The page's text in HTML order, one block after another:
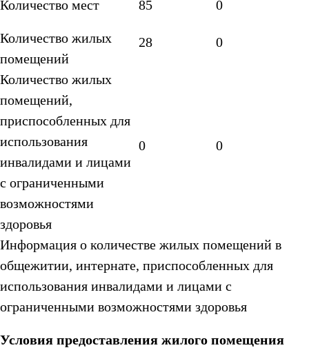
Количество мест 85 0
Количество жилых
помещений
28 0
Количество жилых
помещений,
приспособленных для
использования
инвалидами и лицами
с ограниченными
возможностями
здоровья
0 0
Информация о количестве жилых помещений в
общежитии, интернате, приспособленных для
использования инвалидами и лицами с
ограниченными возможностями здоровья
Условия предоставления жилого помещения